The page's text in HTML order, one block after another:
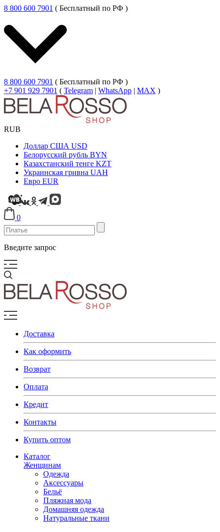
8 800 600 7901 ( Бесплатный по РФ )
8 800 600 7901 ( Бесплатный по РФ )
+7 901 929 7901 ( Telegram | WhatsApp | MAX )
RUB
Доллар США USD
Белорусский рубль BYN
Казахстанский тенге KZT
Украинская гривна UAH
Евро EUR
0
Введите запрос
Доставка
Как оформить
Возврат
Оплата
Кредит
Контакты
Купить оптом
Каталог
Женщинам
Одежда
Аксессуары
Бельё
Пляжная мода
Домашняя одежда
Натуральные ткани